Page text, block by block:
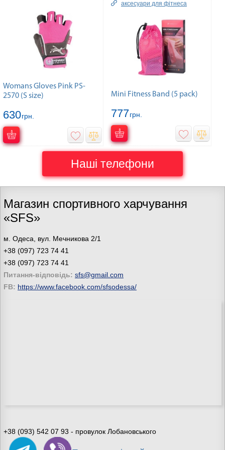
Womans Gloves Pink PS-
2570 (S size)
630грн.
аксесуари для фітнеса
Mini Fitness Band (5 pack)
777грн.
Наші телефони
Магазин спортивного харчування
«SFS»
м. Одеса, вул. Мечникова 2/1
+38 (097) 723 74 41
+38 (097) 723 74 41
Питання-відповідь: sfs@gmail.com
FB: https://www.facebook.com/sfsodessa/
+38 (093) 542 07 93 - провулок Лобановського